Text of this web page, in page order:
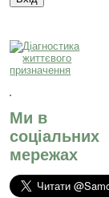
Ми в
соціальних
мережах